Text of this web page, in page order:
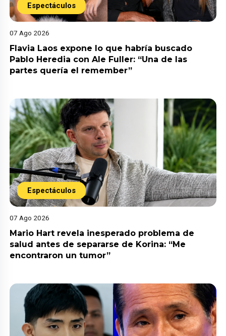
Espectáculos
07 Ago 2026
Flavia Laos expone lo que habría buscado
Pablo Heredia con Ale Fuller: “Una de las
partes quería el remember”
Espectáculos
07 Ago 2026
Mario Hart revela inesperado problema de
salud antes de separarse de Korina: “Me
encontraron un tumor”